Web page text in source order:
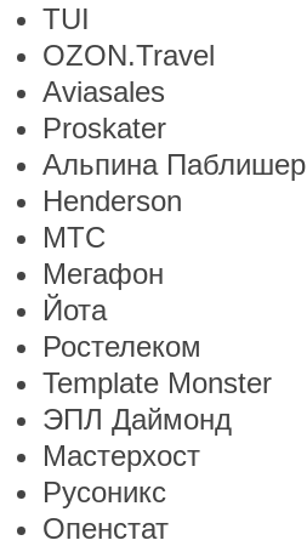
TUI
OZON.Travel
Aviasales
Proskater
Альпина Паблишер
Henderson
МТС
Мегафон
Йота
Ростелеком
Template Monster
ЭПЛ Даймонд
Мастерхост
Русоникс
Опенстат